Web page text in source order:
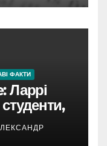
ФАКТИ
Ларрі